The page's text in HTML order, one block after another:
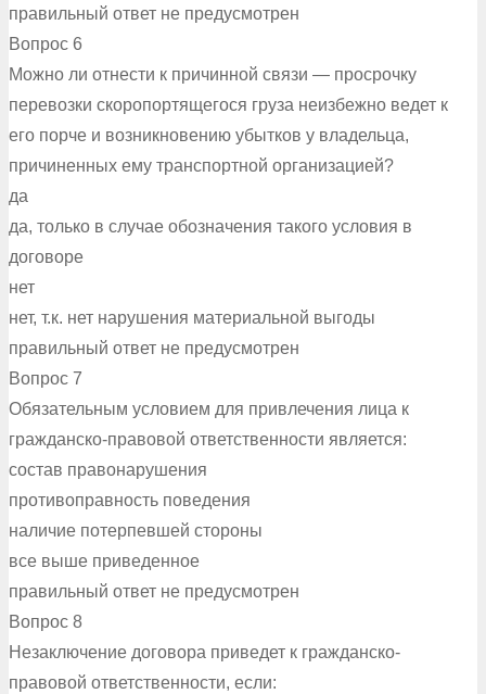
правильный ответ не предусмотрен
Вопрос 6
Можно ли отнести к причинной связи — просрочку
перевозки скоропортящегося груза неизбежно ведет к
его порче и возникновению убытков у владельца,
причиненных ему транспортной организацией?
да
да, только в случае обозначения такого условия в
договоре
нет
нет, т.к. нет нарушения материальной выгоды
правильный ответ не предусмотрен
Вопрос 7
Обязательным условием для привлечения лица к
гражданско-правовой ответственности является:
состав правонарушения
противоправность поведения
наличие потерпевшей стороны
все выше приведенное
правильный ответ не предусмотрен
Вопрос 8
Незаключение договора приведет к гражданско-
правовой ответственности, если: